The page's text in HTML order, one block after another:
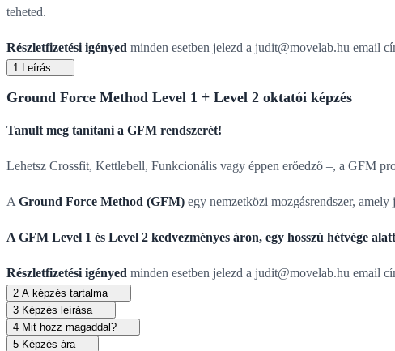
teheted.
Részletfizetési igényed minden esetben jelezd a judit@movelab.hu email
1 Leírás
Ground Force Method Level 1 + Level 2 oktatói képzés
Tanult meg tanítani a GFM rendszerét!
Lehetsz Crossfit, Kettlebell, Funkcionális vagy éppen erőedző –, a GFM
A Ground Force Method (GFM) egy nemzetközi mozgásrendszer,
A GFM Level 1 és Level 2 kedvezményes áron, egy hosszú hétvége
Részletfizetési igényed minden esetben jelezd a judit@movelab.hu email
2 A képzés tartalma
3 Képzés leírása
4 Mit hozz magaddal?
5 Képzés ára